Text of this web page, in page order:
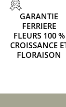
GARANTIE
FERRIERE
FLEURS 100 %
CROISSANCE
FLORAISON